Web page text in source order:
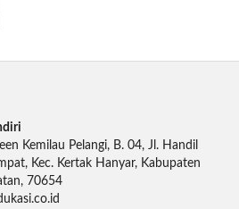
Kemilau Pelangi, B. 04, Jl. Handil
Kec. Kertak Hanyar, Kabupaten
70654